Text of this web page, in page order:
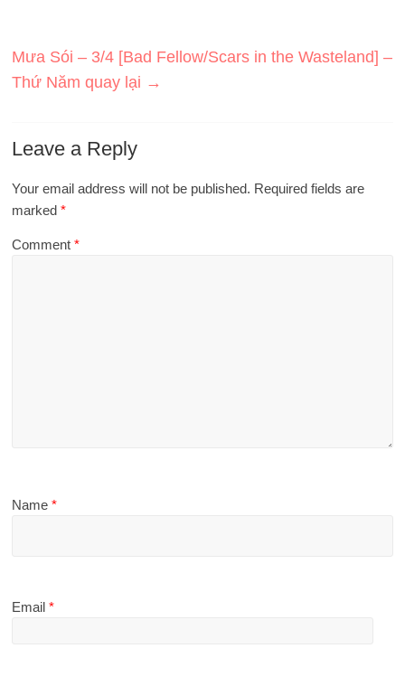
Mưa Sói – 3/4 [Bad Fellow/Scars in the Wasteland] –
Thứ Năm quay lại →
Leave a Reply
Your email address will not be published. Required fields are
marked*
Comment*
Name*
Email*